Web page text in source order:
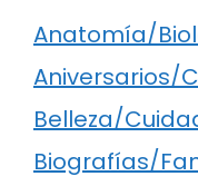
Anatomía/
Aniversarios/
Belleza/
Biografías/